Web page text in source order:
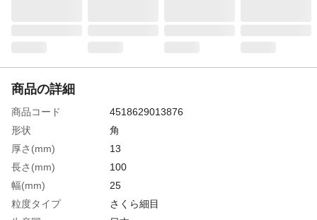
商品の詳細
商品コード
4518629013876
形状
角
厚さ(mm)
13
長さ(mm)
100
幅(mm)
25
粒度タイプ
さくら細目